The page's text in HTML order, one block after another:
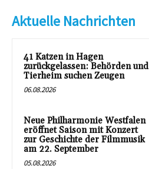
Aktuelle Nachrichten
41 Katzen in Hagen
zurückgelassen: Behörden und
Tierheim suchen Zeugen
06.08.2026
Neue Philharmonie Westfalen
eröffnet Saison mit Konzert
zur Geschichte der Filmmusik
am 22. September
05.08.2026